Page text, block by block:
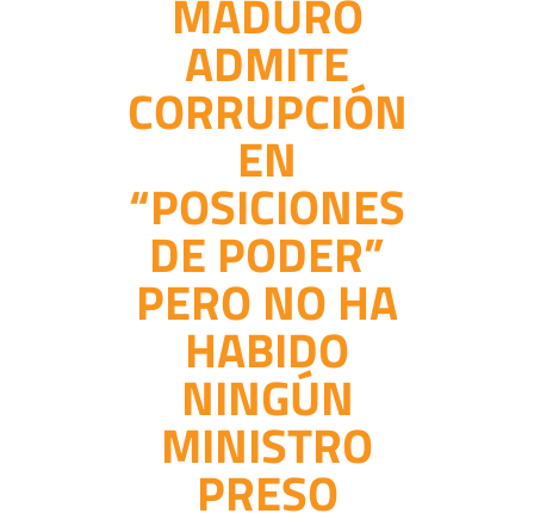
MADURO
ADMITE
CORRUPCIÓN
EN
“POSICIONES
DE PODER”
PERO NO HA
HABIDO
NINGÚN
MINISTRO
PRESO